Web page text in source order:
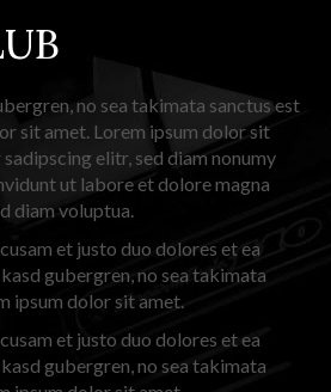
no sea takimata sanctus est
sit amet. Lorem ipsum dolor sit
elitr, sed diam nonumy
ut labore et dolore magna
diam voluptua.
et justo duo dolores et ea
gubergren, no sea takimata
ipsum dolor sit amet.
et justo duo dolores et ea
gubergren, no sea takimata